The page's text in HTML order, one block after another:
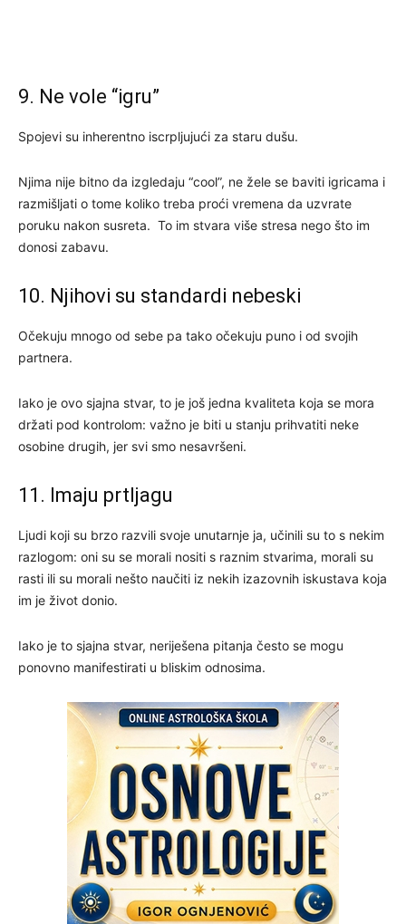
9. Ne vole “igru”
Spojevi su inherentno iscrpljujući za staru dušu.
Njima nije bitno da izgledaju “cool”, ne žele se baviti igricama i
razmišljati o tome koliko treba proći vremena da uzvrate
poruku nakon susreta. To im stvara više stresa nego što im
donosi zabavu.
10. Njihovi su standardi nebeski
Očekuju mnogo od sebe pa tako očekuju puno i od svojih
partnera.
Iako je ovo sjajna stvar, to je još jedna kvaliteta koja se mora
držati pod kontrolom: važno je biti u stanju prihvatiti neke
osobine drugih, jer svi smo nesavršeni.
11. Imaju prtljagu
Ljudi koji su brzo razvili svoje unutarnje ja, učinili su to s nekim
razlogom: oni su se morali nositi s raznim stvarima, morali su
rasti ili su morali nešto naučiti iz nekih izazovnih iskustava koja
im je život donio.
Iako je to sjajna stvar, neriješena pitanja često se mogu
ponovno manifestirati u bliskim odnosima.